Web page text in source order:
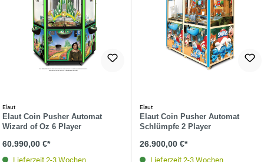
Elaut
Elaut Coin Pusher Automat
Wizard of Oz 6 Player
60.990,00 €*
Lieferzeit 2-3 Wochen
Elaut
Elaut Coin Pusher Automat
Schlümpfe 2 Player
26.900,00 €*
Lieferzeit 2-3 Wochen